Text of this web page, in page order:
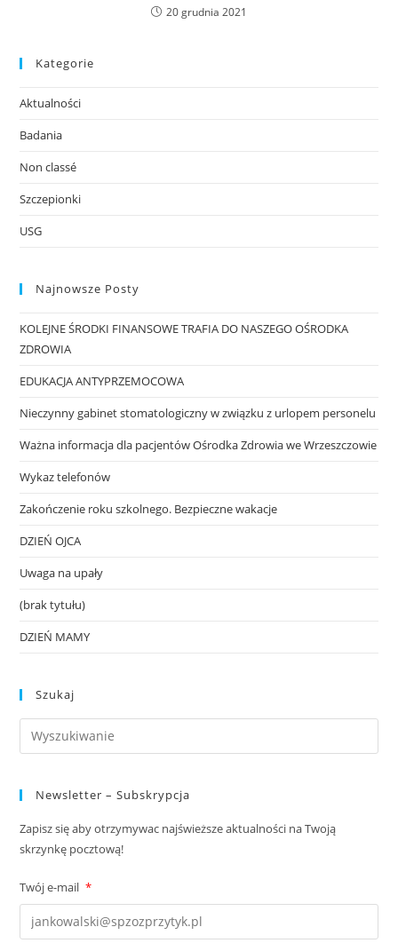
20 grudnia 2021
Kategorie
Aktualności
Badania
Non classé
Szczepionki
USG
Najnowsze Posty
KOLEJNE ŚRODKI FINANSOWE TRAFIA DO NASZEGO OŚRODKA
ZDROWIA
EDUKACJA ANTYPRZEMOCOWA
Nieczynny gabinet stomatologiczny w związku z urlopem personelu
Ważna informacja dla pacjentów Ośrodka Zdrowia we Wrzeszczowie
Wykaz telefonów
Zakończenie roku szkolnego. Bezpieczne wakacje
DZIEŃ OJCA
Uwaga na upały
(brak tytułu)
DZIEŃ MAMY
Szukaj
Newsletter – Subskrypcja
Zapisz się aby otrzymywac najświeższe aktualności na Twoją
skrzynkę pocztową!
Twój e-mail *